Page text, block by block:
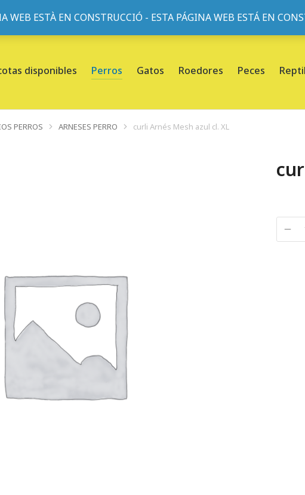
WEB ESTÀ EN CONSTRUCCIÓ - ESTA PÁGINA WEB ESTÁ EN
933103463- C/ de Roger de Flor, 45, L'Eixample, 08013 Barcelona |
disponibles Perros Gatos Roedores Peces
PERROS ARNESES PERRO curli Arnés Mesh azul cl. XL